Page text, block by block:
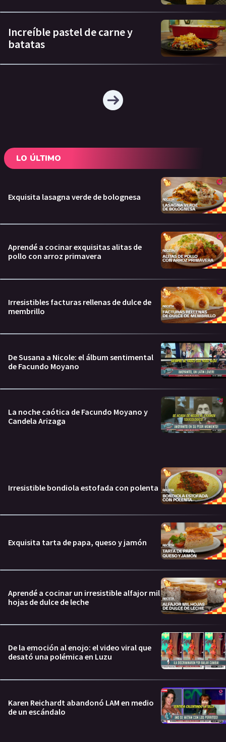
Increíble pastel de carne y
batatas
LO ÚLTIMO
Exquisita lasagna verde de bolognesa
Aprendé a cocinar exquisitas alitas de
pollo con arroz primavera
Irresistibles facturas rellenas de dulce de
membrillo
De Susana a Nicole: el álbum sentimental
de Facundo Moyano
La noche caótica de Facundo Moyano y
Candela Arizaga
Irresistible bondiola estofada con polenta
Exquisita tarta de papa, queso y jamón
Aprendé a cocinar un irresistible alfajor mil
hojas de dulce de leche
De la emoción al enojo: el video viral que
desató una polémica en Luzu
Karen Reichardt abandonó LAM en medio
de un escándalo